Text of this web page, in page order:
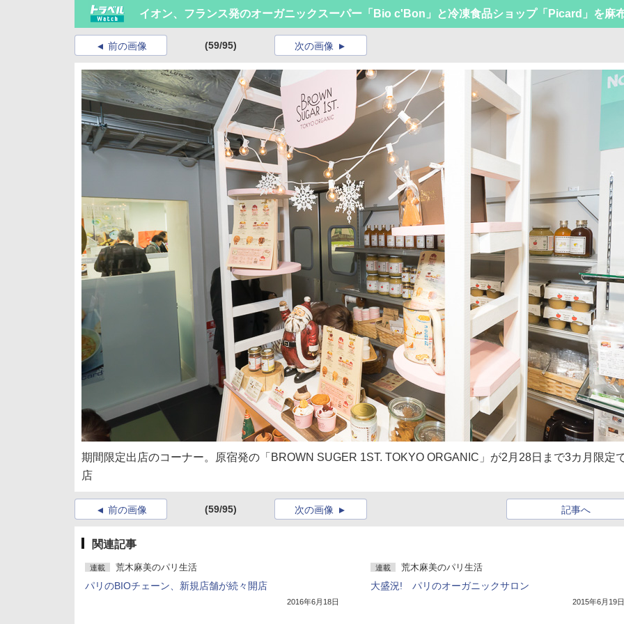
イオン、フランス発のオーガニックスーパー「Bio c'Bon」と冷凍食品ショップ「Picard」を麻
前の画像 (59/95) 次の画像
期間限定出店のコーナー。原宿発の「BROWN SUGER 1ST. TOKYO ORGANIC」が2月28日まで3カ月限定
店
前の画像 (59/95) 記事へ
次の画像
関連記事
連載 荒木麻美のパリ生活
パリのBIOチェーン、新規店舗が続々開店
2016年6月18日
連載 荒木麻美のパリ生活
大盛況! パリのオーガニックサロン
2015年6月19日